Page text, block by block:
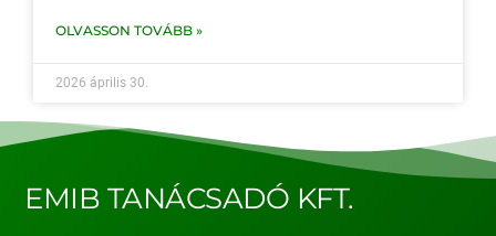
OLVASSON TOVÁBB »
2026 április 30.
EMIB TANÁCSADÓ KFT.